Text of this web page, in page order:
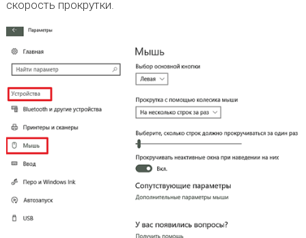
скорость прокрутки.